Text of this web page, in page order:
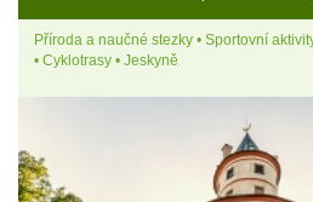
Příroda a naučné stezky • Sportovní
• Cyklotrasy • Jeskyně